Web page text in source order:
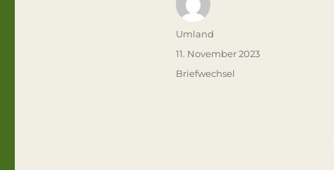
Autor
Umland
Veröffentlicht
am
11. November 2023
Kategorien
Briefwechsel